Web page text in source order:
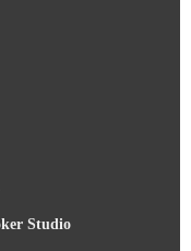
Studio